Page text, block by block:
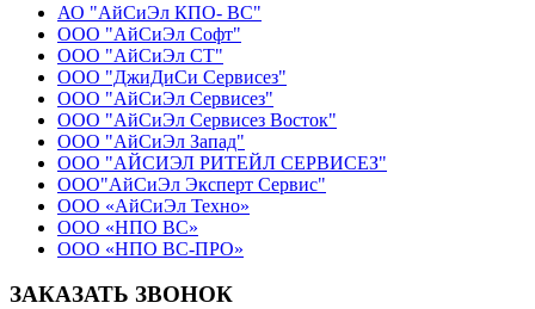
АО "АйСиЭл КПО- ВС"
ООО "АйСиЭл Софт"
ООО "АйСиЭл СТ"
ООО "ДжиДиСи Сервисез"
ООО "АйСиЭл Сервисез"
ООО "АйСиЭл Сервисез Восток"
ООО "АйСиЭл Запад"
ООО "АЙСИЭЛ РИТЕЙЛ СЕРВИСЕЗ"
ООО"АйСиЭл Эксперт Сервис"
ООО «АйСиЭл Техно»
ООО «НПО ВС»
ООО «НПО ВС-ПРО»
ЗАКАЗАТЬ ЗВОНОК